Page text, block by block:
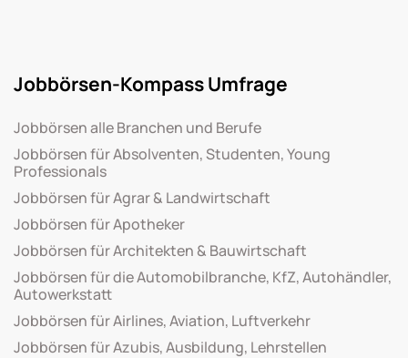
Jobbörsen-Kompass Umfrage
Jobbörsen alle Branchen und Berufe
Jobbörsen für Absolventen, Studenten, Young
Professionals
Jobbörsen für Agrar & Landwirtschaft
Jobbörsen für Apotheker
Jobbörsen für Architekten & Bauwirtschaft
Jobbörsen für die Automobilbranche, KfZ, Autohändler,
Autowerkstatt
Jobbörsen für Airlines, Aviation, Luftverkehr
Jobbörsen für Azubis, Ausbildung, Lehrstellen